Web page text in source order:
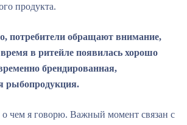
продукта.
потребители обращают внимание,
время в ритейле появилась хорошо
брендированная,
рыбопродукция.
чем я говорю. Важный момент связан с